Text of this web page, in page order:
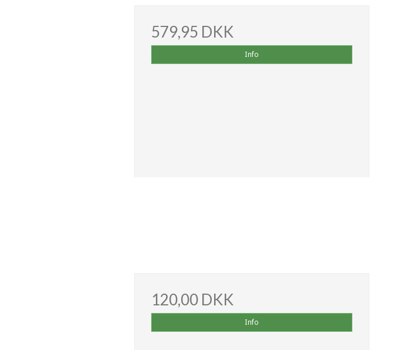
579,95 DKK
Info
120,00 DKK
Info